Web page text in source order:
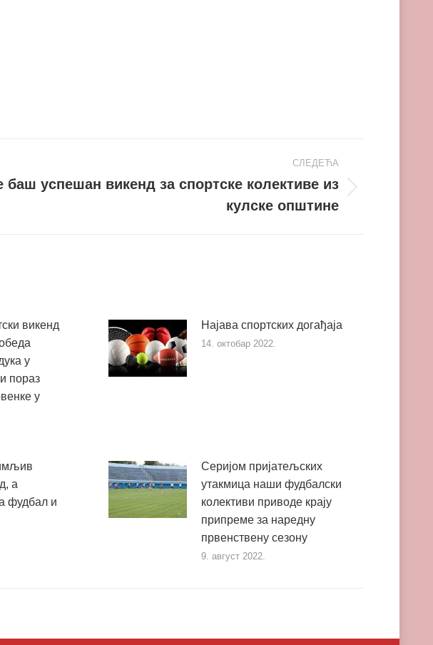
СЛЕДЕЋА
баш успешан викенд за спортске колективе из
кулске општине
викенд
у
пораз
у
Најава спортских догађаја
14. октобар 2022.
а
фудбал и
Серијом пријатељских
утакмица наши фудбалски
колективи приводе крају
припреме за наредну
првенствену сезону
9. август 2022.